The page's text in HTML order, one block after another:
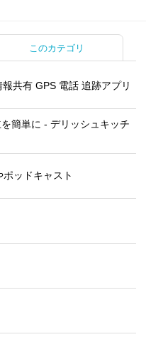
このカテゴリ
共有 GPS 電話 追跡アプリ
簡単‪に - デリッシュキッチ
ッドキャスト